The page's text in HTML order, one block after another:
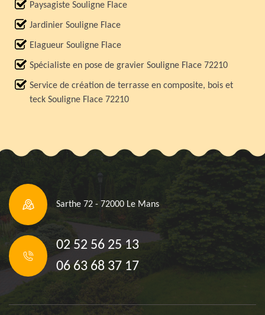
Paysagiste Souligne Flace
Jardinier Souligne Flace
Elagueur Souligne Flace
Spécialiste en pose de gravier Souligne Flace 72210
Service de création de terrasse en composite, bois et
teck Souligne Flace 72210
Sarthe 72 - 72000 Le Mans
02 52 56 25 13
06 63 68 37 17